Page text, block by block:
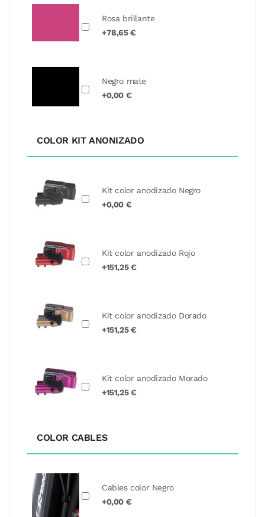
Rosa brillante
+78,65 €
Negro mate
+0,00 €
COLOR KIT ANONIZADO
Kit color anodizado Negro
+0,00 €
Kit color anodizado Rojo
+151,25 €
Kit color anodizado Dorado
+151,25 €
Kit color anodizado Morado
+151,25 €
COLOR CABLES
Cables color Negro
+0,00 €